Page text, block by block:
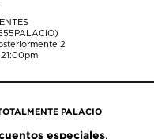
2
PALACIO
especiales.